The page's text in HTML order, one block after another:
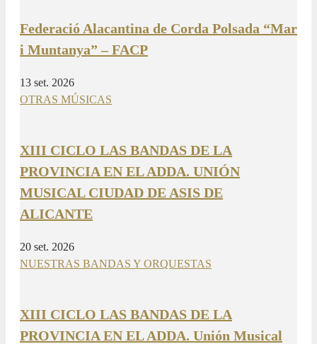
Federació Alacantina de Corda Polsada “Mar
i Muntanya” – FACP
13 set. 2026
OTRAS MÚSICAS
XIII CICLO LAS BANDAS DE LA
PROVINCIA EN EL ADDA. UNIÓN
MUSICAL CIUDAD DE ASIS DE
ALICANTE
20 set. 2026
NUESTRAS BANDAS Y ORQUESTAS
XIII CICLO LAS BANDAS DE LA
PROVINCIA EN EL ADDA. Unión Musical